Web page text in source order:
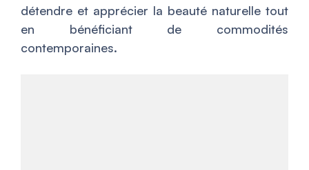
détendre et apprécier la beauté naturelle tout
en bénéficiant de commodités
contemporaines.